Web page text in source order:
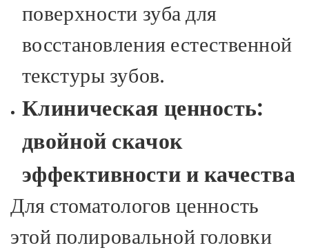
поверхности зуба для
восстановления естественной
текстуры зубов.
Клиническая ценность:
двойной скачок
эффективности и качества
Для стоматологов ценность
этой полировальной головки